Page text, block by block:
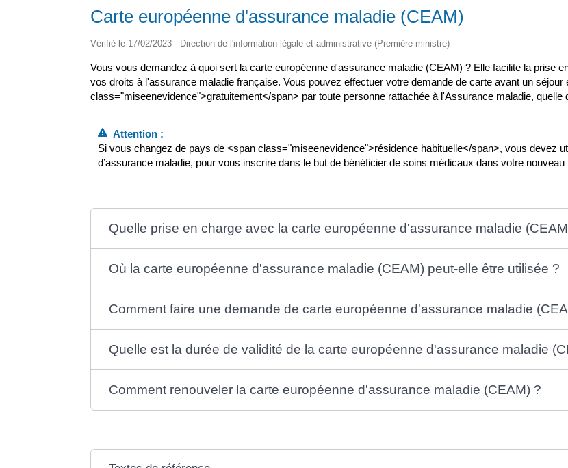
Carte européenne d'assurance maladie (CEAM)
Vérifié le 17/02/2023 - Direction de l'information légale et administrative (Première ministre)
Vous vous demandez à quoi sert la carte européenne d'assurance maladie (CEAM) ? Elle facilite la prise
vos droits à l'assurance maladie française. Vous pouvez effectuer votre demande de carte avant un
class="miseenevidence">gratuitement</span> par toute personne rattachée à l'Assurance maladie, quelle
Attention :
Si vous changez de pays de <span class="miseenevidence">résidence habituelle</span>, vous devez
d’assurance maladie, pour vous inscrire dans le but de bénéficier de soins médicaux dans votre
Quelle prise en charge avec la carte européenne d'assurance maladie
Où la carte européenne d'assurance maladie (CEAM) peut-elle être utilisée ?
Comment faire une demande de carte européenne d'assurance maladie
Quelle est la durée de validité de la carte européenne d'assurance maladie
Comment renouveler la carte européenne d'assurance maladie (CEAM) ?